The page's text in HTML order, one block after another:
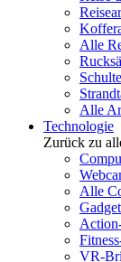
Alle
Alle
Technologie
Zurück zu
Alle
VR-